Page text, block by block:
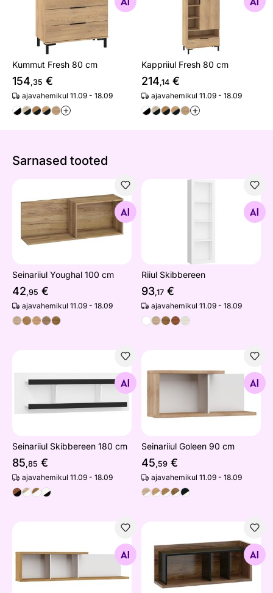
Kummut Fresh 80 cm
154,35 €
ajavahemikul 11.09 - 18.09
+
Otsi sarnaseid
Kappriiul Fresh 80 cm
214,14 €
ajavahemikul 11.09 - 18.09
+
Sarnased tooted
Seinariiul Youghal 100 cm
Otsi sarnaseid
Seinariiul Youghal 100 cm
42,95 €
ajavahemikul 11.09 - 18.09
Riiul Skibbereen
93,17 €
ajavahemikul 11.09 - 18.09
Seinariiul Skibbereen 180 cm
Otsi sarnaseid
Seinariiul Skibbereen 180 cm
85,85 €
ajavahemikul 11.09 - 18.09
Seinariiul Goleen 90 cm
Otsi sarnaseid
Seinariiul Goleen 90 cm
45,59 €
ajavahemikul 11.09 - 18.09
Otsi sarnaseid
Seinariiul Kinsale 95 cm
Otsi sarnaseid